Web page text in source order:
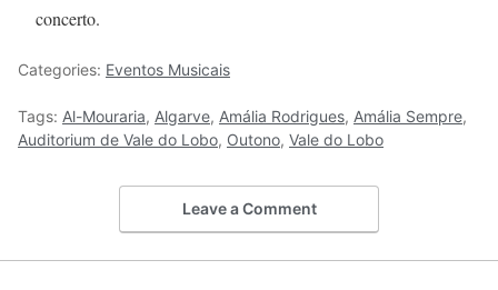
concerto.
Categories: Eventos Musicais
Tags: Al-Mouraria, Algarve, Amália Rodrigues, Amália Sempre,
Auditorium de Vale do Lobo, Outono, Vale do Lobo
Leave a Comment